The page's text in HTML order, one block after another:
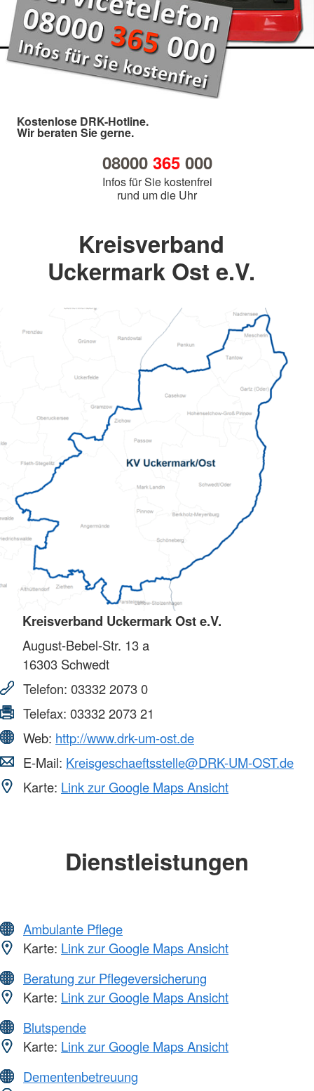
Kostenlose DRK-Hotline.
Wir beraten Sie gerne.
08000 365000
Infos für Sie kostenfrei
rund um die Uhr
Kreisverband
Uckermark Ost e.V.
Kreisverband Uckermark Ost e.V.
August-Bebel-Str. 13 a
16303 Schwedt
Telefon: 03332 2073 0
Telefax: 03332 2073 21
Web: http://www.drk-um-ost.de
E-Mail: Kreisgeschaeftsstelle@DRK-UM-OST.de
Karte: Link zur Google Maps Ansicht
Dienstleistungen
Ambulante Pflege
Karte: Link zur Google Maps Ansicht
Beratung zur Pflegeversicherung
Karte: Link zur Google Maps Ansicht
Blutspende
Karte: Link zur Google Maps Ansicht
Dementenbetreuung